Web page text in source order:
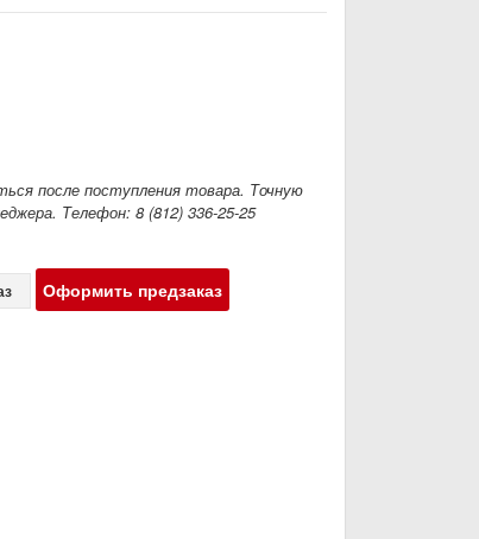
после поступления товара. Точную
Телефон: 8 (812) 336-25-25
Оформить предзаказ